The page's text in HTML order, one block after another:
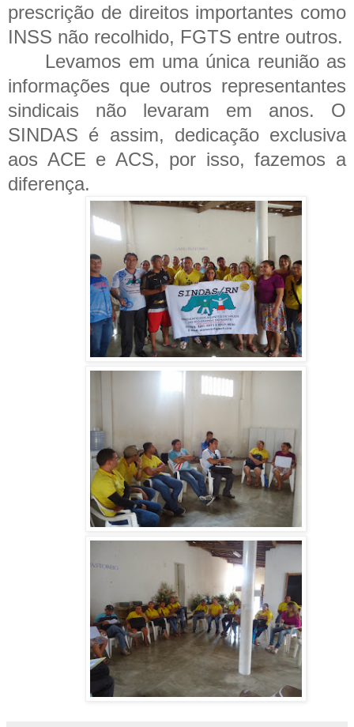
prescrição de direitos importantes como
INSS não recolhido, FGTS entre outros.
Levamos em uma única reunião as
informações que outros representantes
sindicais não levaram em anos. O
SINDAS é assim, dedicação exclusiva
aos ACE e ACS, por isso, fazemos a
diferença.